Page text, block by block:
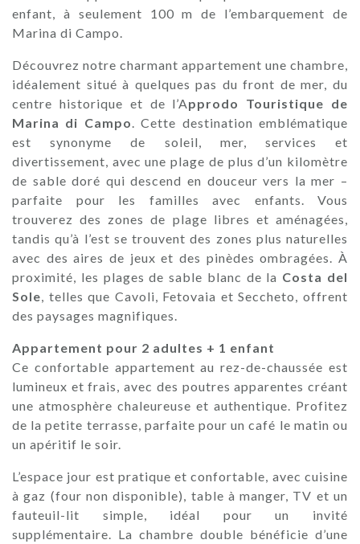
enfant, à seulement 100 m de l’embarquement de
Marina di Campo.
Découvrez notre charmant appartement une chambre,
idéalement situé à quelques pas du front de mer, du
centre historique et de l’Approdo Touristique de
Marina di Campo. Cette destination emblématique
est synonyme de soleil, mer, services et
divertissement, avec une plage de plus d’un kilomètre
de sable doré qui descend en douceur vers la mer –
parfaite pour les familles avec enfants. Vous
trouverez des zones de plage libres et aménagées,
tandis qu’à l’est se trouvent des zones plus naturelles
avec des aires de jeux et des pinèdes ombragées. À
proximité, les plages de sable blanc de la Costa del
Sole, telles que Cavoli, Fetovaia et Seccheto, offrent
des paysages magnifiques.
Appartement pour 2 adultes + 1 enfant
Ce confortable appartement au rez-de-chaussée est
lumineux et frais, avec des poutres apparentes créant
une atmosphère chaleureuse et authentique. Profitez
de la petite terrasse, parfaite pour un café le matin ou
un apéritif le soir.
L’espace jour est pratique et confortable, avec cuisine
à gaz (four non disponible), table à manger, TV et un
fauteuil-lit simple, idéal pour un invité
supplémentaire. La chambre double bénéficie d’une